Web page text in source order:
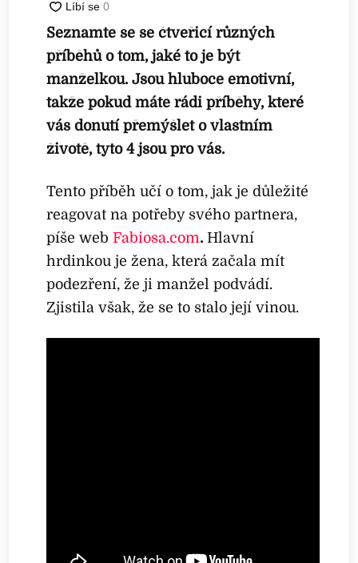
Seznamte se se čtveřicí různých
příběhů o tom, jaké to je být
manželkou. Jsou hluboce emotivní,
takže pokud máte rádi příběhy, které
vás donutí přemýšlet o vlastním
životě, tyto 4 jsou pro vás.
Tento příběh učí o tom, jak je důležité
reagovat na potřeby svého partnera,
píše webFabiosa.com. Hlavní
hrdinkou je žena, která začala mít
podezření, že ji manžel podvádí.
Zjistila však, že se to stalo její vinou.